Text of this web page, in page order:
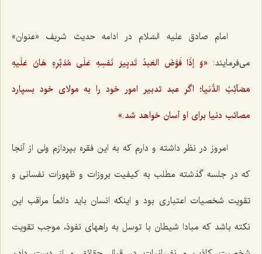
امام صادق علیه السّلام در ادامه حدیث شریف «عنوان»
می‌فرمایند: «وَ إذَا فَوَّضَ العَبدُ تَدبِیرَ نَفسِهِ عَلَی مُدَبِّرِهِ هَانَ عَلَیهِ
مَصَآئِبُ الدُّنیا؛ اگر عبد تدبیر امور خود را به مولای خود بسپارد
مصائب دنیا برای او آسان خواهد شد.»
امروز در نظر داشته و دارم كه به این فقره بپردازم ولی از آنجا
كه در جلسه گذشته مطلب به كیفیت بروزات و ظهورات نفسانی و
تقویت شخصیات اعتباری بود و اینكه انسان باید دائماً مراقب این
نكته باشد كه مبادا شیطان با توسل به راههای نفوذ، موجب تقویت